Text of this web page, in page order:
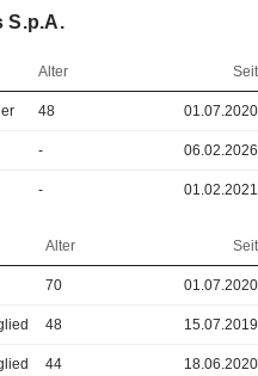
S.p.A.
Alter Seit
48 01.07.2020
- 06.02.2026
- 01.02.2021
Alter Seit
70 01.07.2020
48 15.07.2019
44 18.06.2020